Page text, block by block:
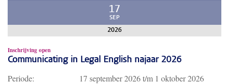
17
SEP
2026
Inschrijving open
Communicating in Legal English najaar 2026
Periode: 17 september 2026t/m 1 oktober 2026